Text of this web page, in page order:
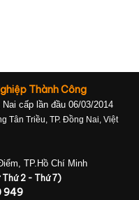
Thành Công
Nai cấp lần đầu 06/03/2014
Tân Triều, TP. Đồng Nai, Việt
TP.Hồ Chí Minh
Thứ 2 - Thứ 7)
949